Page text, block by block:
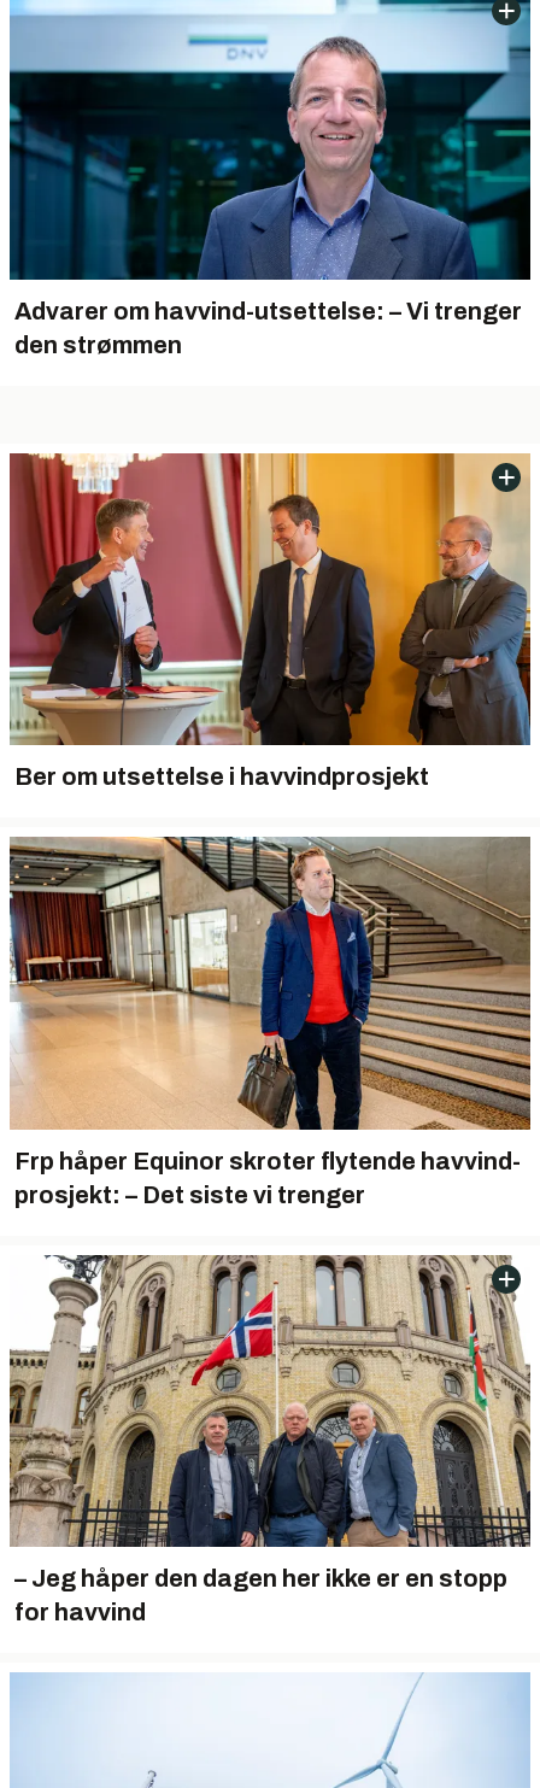
Advarer om havvind-utsettelse: – Vi trenger
den strømmen
Ber om utsettelse i havvindprosjekt
Frp håper Equinor skroter flytende havvind-
prosjekt: – Det siste vi trenger
– Jeg håper den dagen her ikke er en stopp
for havvind